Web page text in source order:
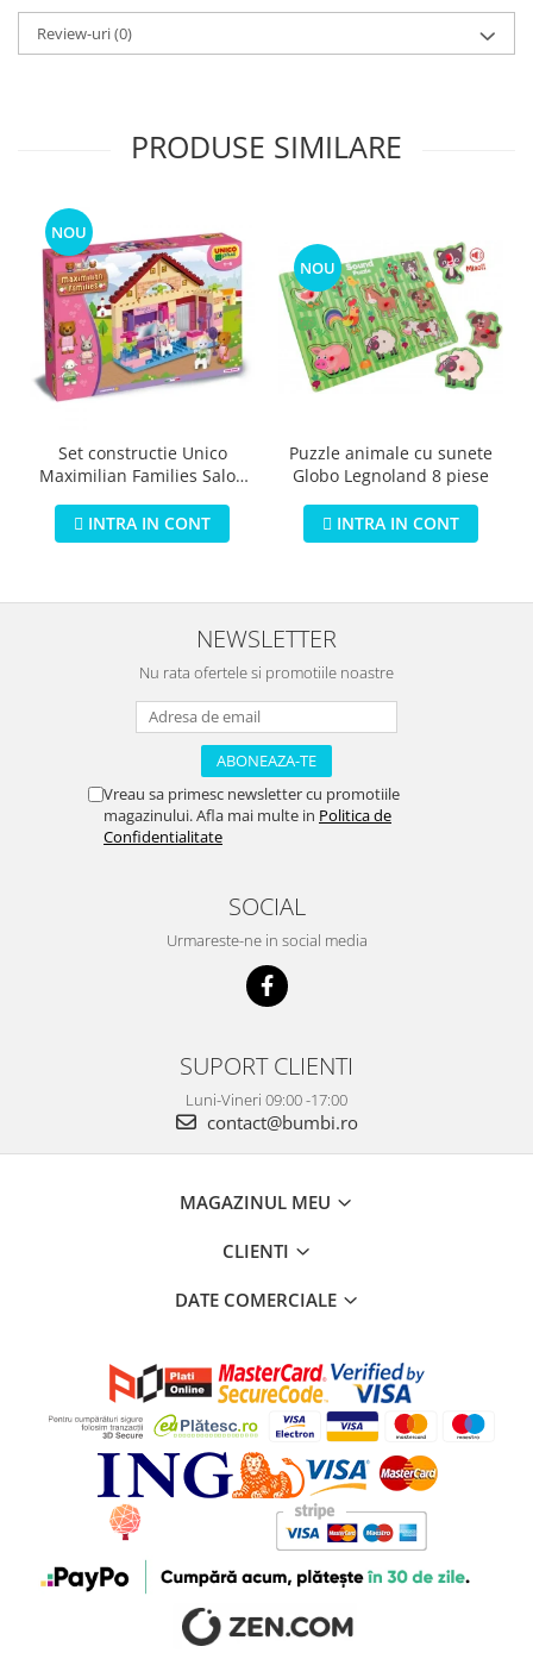
Review-uri(0)
PRODUSE SIMILARE
NOU
Set constructie Unico
Maximilian Families Salon
INTRA IN CONT
NOU
Puzzle animale cu sunete
Globo Legnoland 8 piese
INTRA IN CONT
NEWSLETTER
Nu rata ofertele si promotiile noastre
Vreau sa primesc newsletter cu promotiile
magazinului. Afla mai multe in Politica de
Confidentialitate
SOCIAL
Urmareste-ne in social media
SUPORT CLIENTI
Luni-Vineri 09:00 -17:00
contact@bumbi.ro
MAGAZINUL MEU
CLIENTI
DATE COMERCIALE